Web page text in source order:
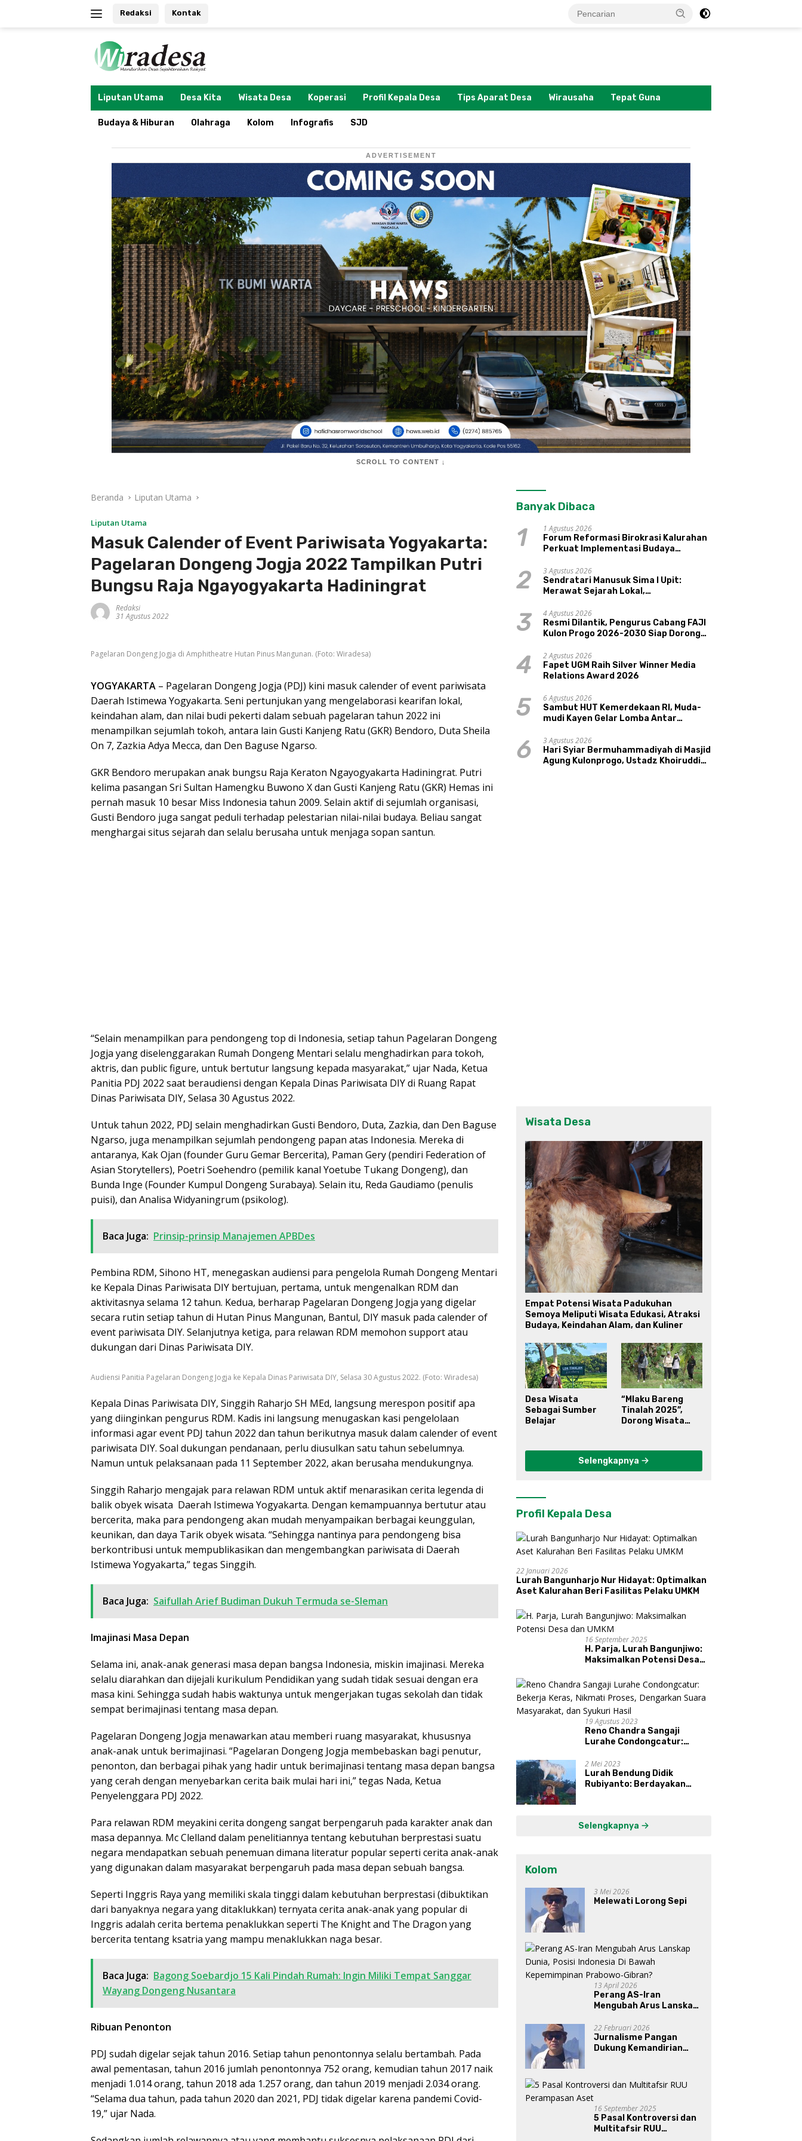
Redaksi Kontak
Liputan Utama Desa Kita Wisata Desa Koperasi Profil Kepala Desa Tips Aparat Desa Wirausaha Tepat Guna
Budaya & Hiburan Olahraga Kolom Infografis SJD
ADVERTISEMENT
SCROLL TO CONTENT ↓
Beranda Liputan Utama
Liputan Utama
Masuk Calender of Event Pariwisata Yogyakarta:
Pagelaran Dongeng Jogja 2022 Tampilkan Putri
Bungsu Raja Ngayogyakarta Hadiningrat
Redaksi
31 Agustus 2022
Pagelaran Dongeng Jogja di Amphitheatre Hutan Pinus Mangunan. (Foto: Wiradesa)
YOGYAKARTA – Pagelaran Dongeng Jogja (PDJ) kini masuk calender of event pariwisata
Daerah Istimewa Yogyakarta. Seni pertunjukan yang mengelaborasi kearifan lokal,
keindahan alam, dan nilai budi pekerti dalam sebuah pagelaran tahun 2022 ini
menampilkan sejumlah tokoh, antara lain Gusti Kanjeng Ratu (GKR) Bendoro, Duta Sheila
On 7, Zazkia Adya Mecca, dan Den Baguse Ngarso.
GKR Bendoro merupakan anak bungsu Raja Keraton Ngayogyakarta Hadiningrat. Putri
kelima pasangan Sri Sultan Hamengku Buwono X dan Gusti Kanjeng Ratu (GKR) Hemas ini
pernah masuk 10 besar Miss Indonesia tahun 2009. Selain aktif di sejumlah organisasi,
Gusti Bendoro juga sangat peduli terhadap pelestarian nilai-nilai budaya. Beliau sangat
menghargai situs sejarah dan selalu berusaha untuk menjaga sopan santun.
“Selain menampilkan para pendongeng top di Indonesia, setiap tahun Pagelaran Dongeng
Jogja yang diselenggarakan Rumah Dongeng Mentari selalu menghadirkan para tokoh,
aktris, dan public figure, untuk bertutur langsung kepada masyarakat,” ujar Nada, Ketua
Panitia PDJ 2022 saat beraudiensi dengan Kepala Dinas Pariwisata DIY di Ruang Rapat
Dinas Pariwisata DIY, Selasa 30 Agustus 2022.
Untuk tahun 2022, PDJ selain menghadirkan Gusti Bendoro, Duta, Zazkia, dan Den Baguse
Ngarso, juga menampilkan sejumlah pendongeng papan atas Indonesia. Mereka di
antaranya, Kak Ojan (founder Guru Gemar Bercerita), Paman Gery (pendiri Federation of
Asian Storytellers), Poetri Soehendro (pemilik kanal Yoetube Tukang Dongeng), dan
Bunda Inge (Founder Kumpul Dongeng Surabaya). Selain itu, Reda Gaudiamo (penulis
puisi), dan Analisa Widyaningrum (psikolog).
Baca Juga: Prinsip-prinsip Manajemen APBDes
Pembina RDM, Sihono HT, menegaskan audiensi para pengelola Rumah Dongeng Mentari
ke Kepala Dinas Pariwisata DIY bertujuan, pertama, untuk mengenalkan RDM dan
aktivitasnya selama 12 tahun. Kedua, berharap Pagelaran Dongeng Jogja yang digelar
secara rutin setiap tahun di Hutan Pinus Mangunan, Bantul, DIY masuk pada calender of
event pariwisata DIY. Selanjutnya ketiga, para relawan RDM memohon support atau
dukungan dari Dinas Pariwisata DIY.
Audiensi Panitia Pagelaran Dongeng Jogja ke Kepala Dinas Pariwisata DIY, Selasa 30 Agustus 2022. (Foto: Wiradesa)
Kepala Dinas Pariwisata DIY, Singgih Raharjo SH MEd, langsung merespon positif apa
yang diinginkan pengurus RDM. Kadis ini langsung menugaskan kasi pengelolaan
informasi agar event PDJ tahun 2022 dan tahun berikutnya masuk dalam calender of event
pariwisata DIY. Soal dukungan pendanaan, perlu diusulkan satu tahun sebelumnya.
Namun untuk pelaksanaan pada 11 September 2022, akan berusaha mendukungnya.
Singgih Raharjo mengajak para relawan RDM untuk aktif menarasikan cerita legenda di
balik obyek wisata Daerah Istimewa Yogyakarta. Dengan kemampuannya bertutur atau
bercerita, maka para pendongeng akan mudah menyampaikan berbagai keunggulan,
keunikan, dan daya Tarik obyek wisata. “Sehingga nantinya para pendongeng bisa
berkontribusi untuk mempublikasikan dan mengembangkan pariwisata di Daerah
Istimewa Yogyakarta,” tegas Singgih.
Baca Juga: Saifullah Arief Budiman Dukuh Termuda se-Sleman
Imajinasi Masa Depan
Selama ini, anak-anak generasi masa depan bangsa Indonesia, miskin imajinasi. Mereka
selalu diarahkan dan dijejali kurikulum Pendidikan yang sudah tidak sesuai dengan era
masa kini. Sehingga sudah habis waktunya untuk mengerjakan tugas sekolah dan tidak
sempat berimajinasi tentang masa depan.
Pagelaran Dongeng Jogja menawarkan atau memberi ruang masyarakat, khususnya
anak-anak untuk berimajinasi. “Pagelaran Dongeng Jogja membebaskan bagi penutur,
penonton, dan berbagai pihak yang hadir untuk berimajinasi tentang masa depan bangsa
yang cerah dengan menyebarkan cerita baik mulai hari ini,” tegas Nada, Ketua
Penyelenggara PDJ 2022.
Para relawan RDM meyakini cerita dongeng sangat berpengaruh pada karakter anak dan
masa depannya. Mc Clelland dalam penelitiannya tentang kebutuhan berprestasi suatu
negara mendapatkan sebuah penemuan dimana literatur popular seperti cerita anak-anak
yang digunakan dalam masyarakat berpengaruh pada masa depan sebuah bangsa.
Seperti Inggris Raya yang memiliki skala tinggi dalam kebutuhan berprestasi (dibuktikan
dari banyaknya negara yang ditaklukkan) ternyata cerita anak-anak yang popular di
Inggris adalah cerita bertema penaklukkan seperti The Knight and The Dragon yang
bercerita tentang ksatria yang mampu menaklukkan naga besar.
Baca Juga: Bagong Soebardjo 15 Kali Pindah Rumah: Ingin Miliki Tempat Sanggar
Wayang Dongeng Nusantara
Ribuan Penonton
PDJ sudah digelar sejak tahun 2016. Setiap tahun penontonnya selalu bertambah. Pada
awal pementasan, tahun 2016 jumlah penontonnya 752 orang, kemudian tahun 2017 naik
menjadi 1.014 orang, tahun 2018 ada 1.257 orang, dan tahun 2019 menjadi 2.034 orang.
“Selama dua tahun, pada tahun 2020 dan 2021, PDJ tidak digelar karena pandemi Covid-
19,” ujar Nada.
Banyak Dibaca
1
1 Agustus 2026
Forum Reformasi Birokrasi Kalurahan
Perkuat Implementasi Budaya
Kepamongan DIY
2
3 Agustus 2026
Sendratari Manusuk Sima I Upit:
Merawat Sejarah Lokal,
Pariwisata, dan Ekologi Klaten
3
4 Agustus 2026
Resmi Dilantik, Pengurus Cabang FAJI
Kulon Progo 2026-2030 Siap Dorong
Sungai Progo
4
2 Agustus 2026
Fapet UGM Raih Silver Winner Media
Relations Award 2026
5
6 Agustus 2026
Sambut HUT Kemerdekaan RI, Muda-
mudi Kayen Gelar Lomba Antar
6
3 Agustus 2026
Hari Syiar Bermuhammadiyah di Masjid
Agung Kulonprogo, Ustadz Khoiruddin
Wisata Desa
Empat Potensi Wisata Padukuhan
Semoya Meliputi Wisata Edukasi, Atraksi
Budaya, Keindahan Alam, dan Kuliner
Desa Wisata
Sebagai Sumber
Belajar
“Mlaku Bareng
Tinalah 2025”,
Dorong Wisata
Selengkapnya
Profil Kepala Desa
22 Januari 2026
Lurah Bangunharjo Nur Hidayat: Optimalkan
Aset Kalurahan Beri Fasilitas Pelaku UMKM
16 September 2025
H. Parja, Lurah Bangunjiwo:
Maksimalkan Potensi Desa
19 Agustus 2023
Reno Chandra Sangaji
Lurahe Condongcatur:
Proses, Dengarkan Suara
Masyarakat, dan Syukuri
Hasil
2 Mei 2023
Lurah Bendung Didik
Rubiyanto: Berdayakan
Selengkapnya
Kolom
3 Mei 2026
Melewati Lorong Sepi
13 April 2026
Perang AS-Iran
Mengubah Arus Lanskap
Bawah Kepemimpinan
Prabowo-Gibran?
22 Februari 2026
Jurnalisme Pangan
Dukung Kemandirian
16 September 2025
5 Pasal Kontroversi dan
Multitafsir RUU